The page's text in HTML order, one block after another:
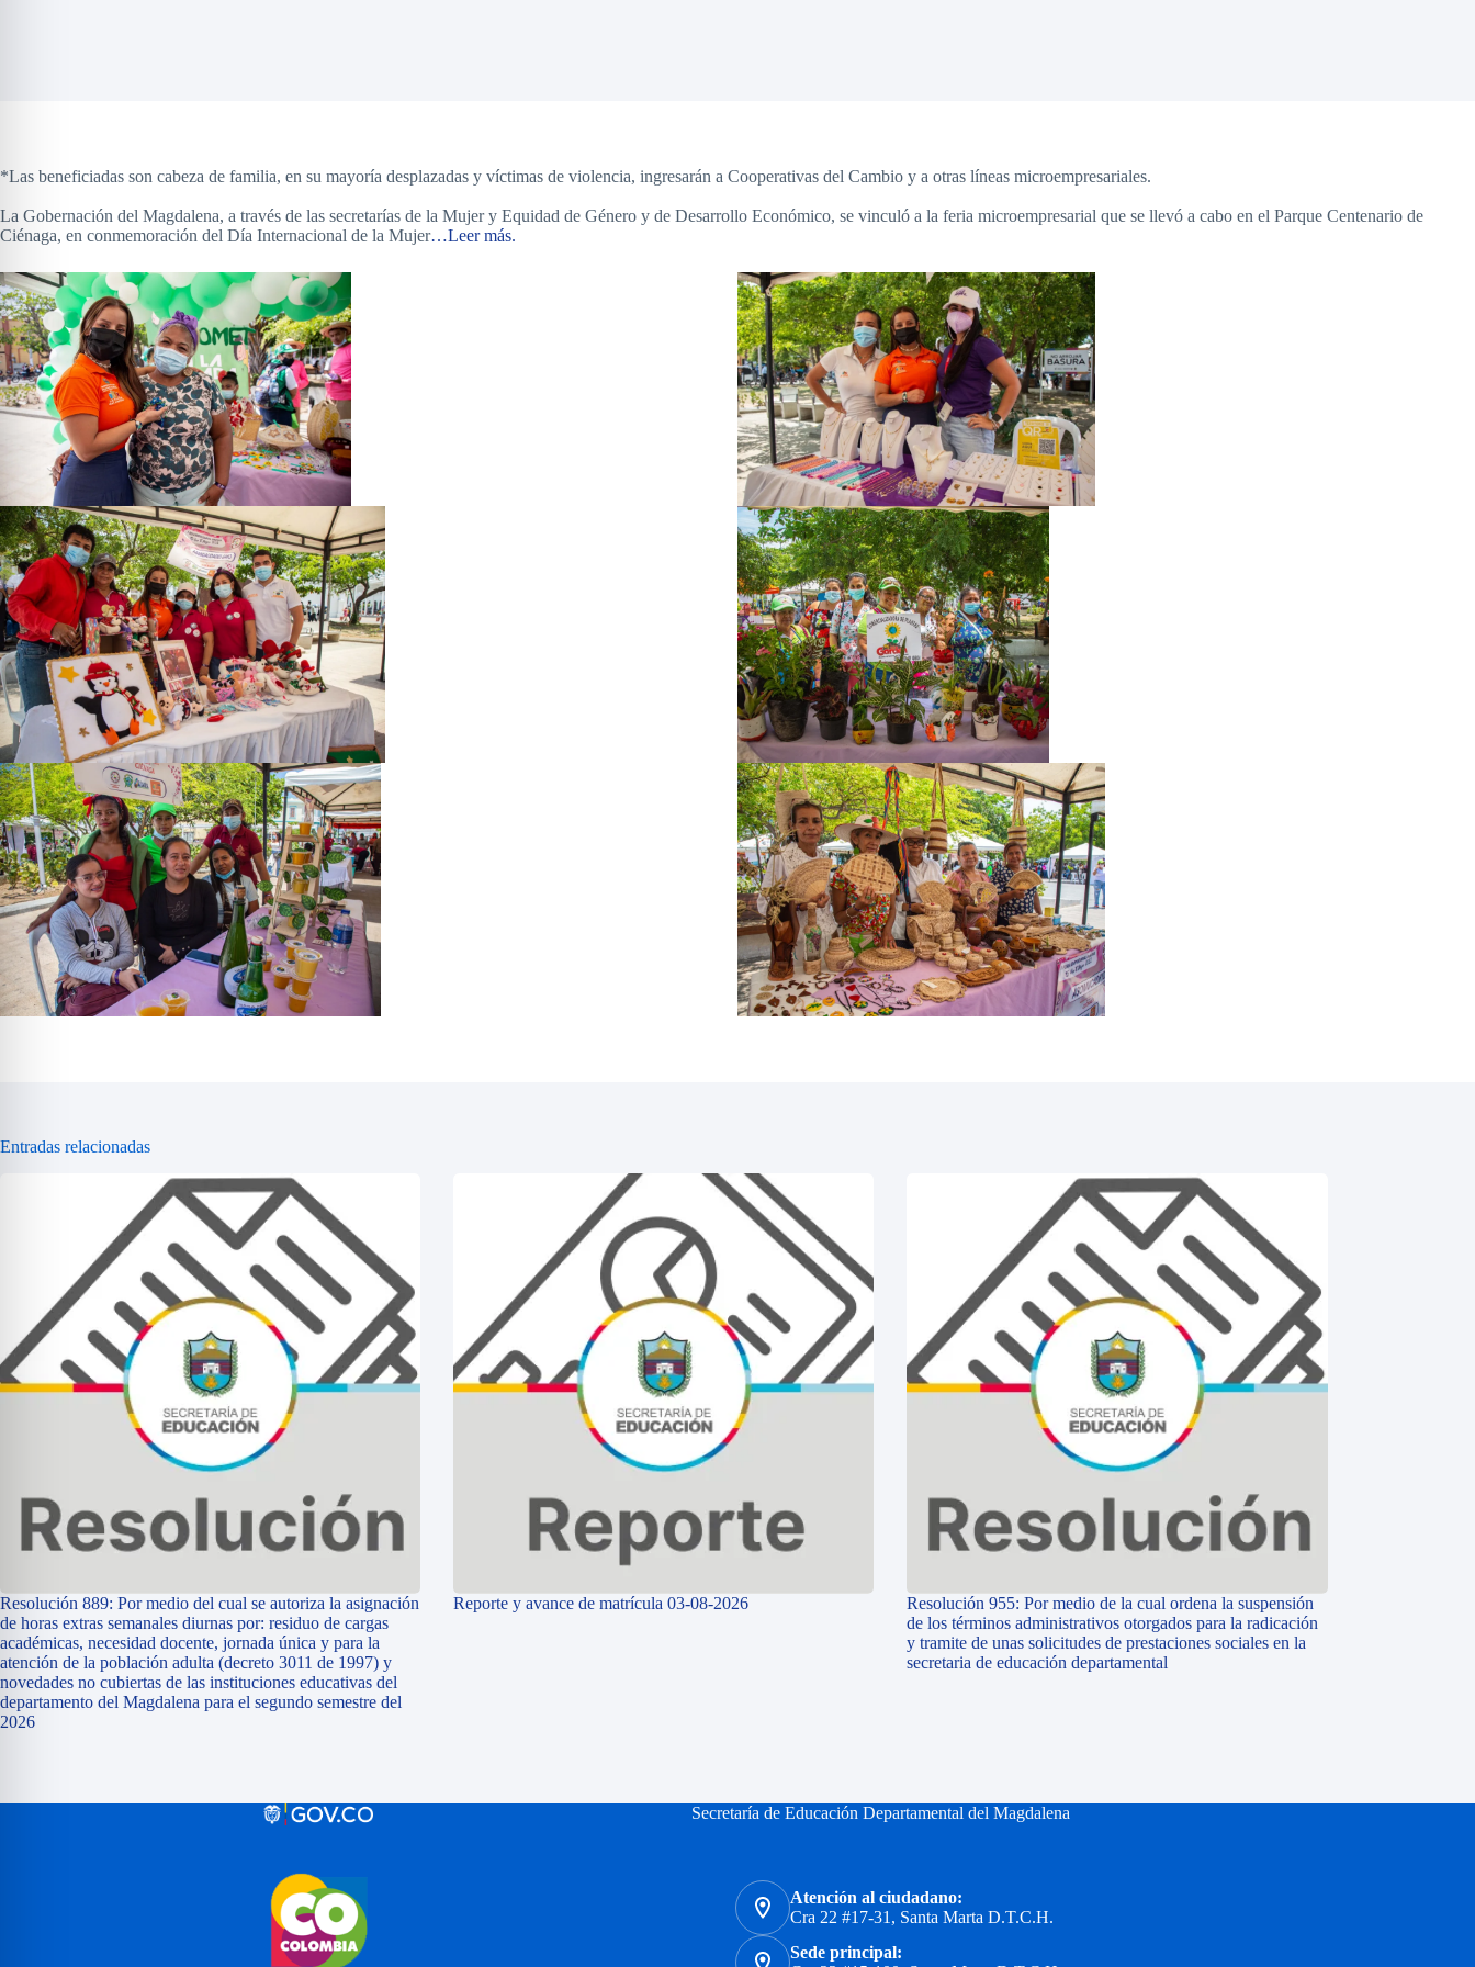
*Las beneficiadas son cabeza de familia, en su mayoría desplazadas y víctimas de violencia, ingresarán a Cooperativas del Cambio y a otras líneas microempresariales.
La Gobernación del Magdalena, a través de las secretarías de la Mujer y Equidad de Género y de Desarrollo Económico, se vinculó a la feria microempresarial que se llevó a cabo en el Parque Centenario de
Ciénaga, en conmemoración del Día Internacional de la Mujer…Leer más.
Entradas relacionadas
Resolución 889: Por medio del cual se autoriza la asignación
de horas extras semanales diurnas por: residuo de cargas
académicas, necesidad docente, jornada única y para la
atención de la población adulta (decreto 3011 de 1997) y
novedades no cubiertas de las instituciones educativas del
departamento del Magdalena para el segundo semestre del
2026
Reporte y avance de matrícula 03-08-2026
Resolución 955: Por medio de la cual ordena la suspensión
de los términos administrativos otorgados para la radicación
y tramite de unas solicitudes de prestaciones sociales en la
secretaria de educación departamental
Secretaría de Educación Departamental del Magdalena
Atención al ciudadano:
Cra 22 #17-31, Santa Marta D.T.C.H.
Sede principal: